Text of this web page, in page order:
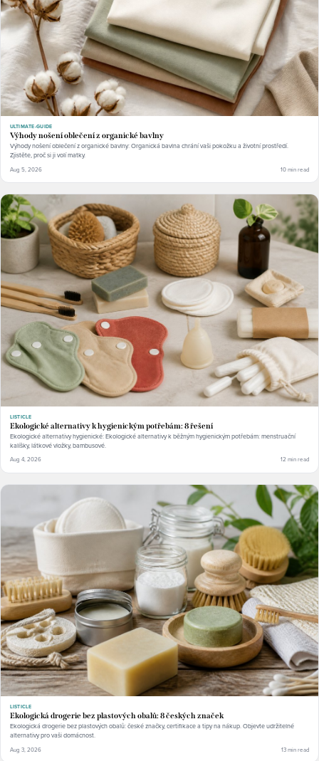
ULTIMATE-GUIDE
Výhody nošení oblečení z organické bavlny
Výhody nošení oblečení z organické bavlny: Organická bavlna chrání vaši pokožku a životní prostředí.
Zjistěte, proč si ji volí matky.
Aug 5, 2026 10 min read
LISTICLE
Ekologické alternativy k hygienickým potřebám: 8 řešení
Ekologické alternativy hygienické: Ekologické alternativy k běžným hygienickým potřebám: menstruační
kalíšky, látkové vložky, bambusové.
Aug 4, 2026 12 min read
LISTICLE
Ekologická drogerie bez plastových obalů: 8 českých značek
Ekologická drogerie bez plastových obalů: české značky, certifikace a tipy na nákup. Objevte udržitelné
alternativy pro vaši domácnost.
Aug 3, 2026 13 min read